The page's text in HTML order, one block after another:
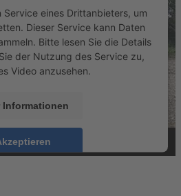
Service eines Drittanbieters, um
Dieser Service kann Daten
Bitte lesen Sie die Details
der Nutzung des Service zu,
Video anzusehen.
Informationen